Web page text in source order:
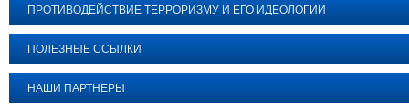
ПРОТИВОДЕЙСТВИЕ ТЕРРОРИЗМУ И ЕГО ИДЕОЛОГИИ
ПОЛЕЗНЫЕ ССЫЛКИ
НАШИ ПАРТНЕРЫ